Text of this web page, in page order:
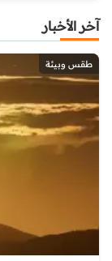
آخر الأخبار
طقس وبيئة